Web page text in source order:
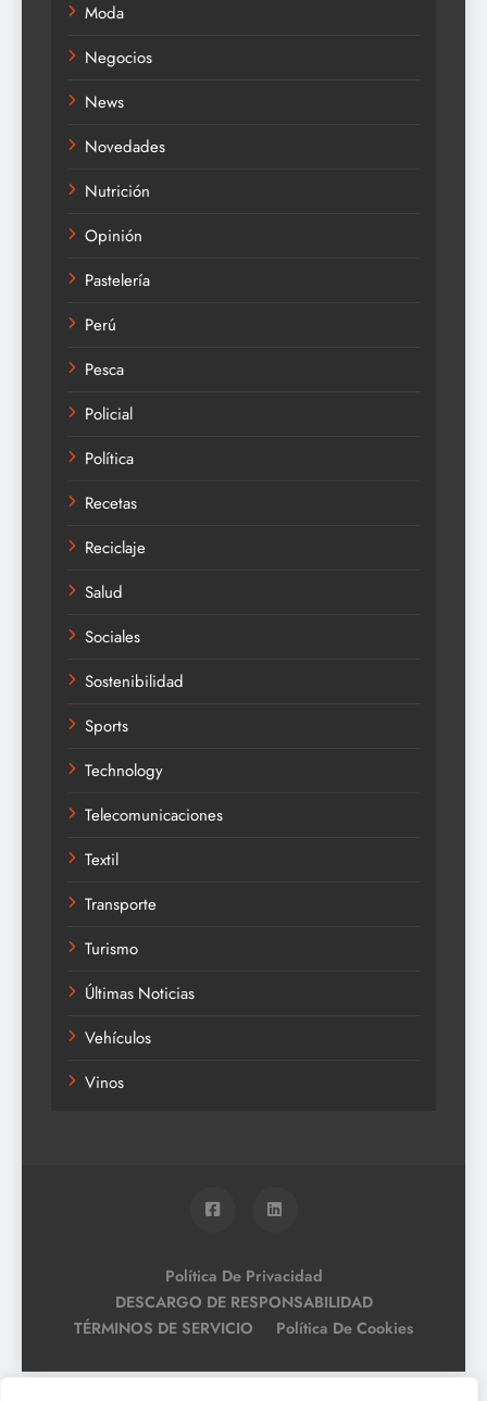
Moda
Negocios
News
Novedades
Nutrición
Opinión
Pastelería
Perú
Pesca
Policial
Política
Recetas
Reciclaje
Salud
Sociales
Sostenibilidad
Sports
Technology
Telecomunicaciones
Textil
Transporte
Turismo
Últimas Noticias
Vehículos
Vinos
Política De Privacidad
DESCARGO DE RESPONSABILIDAD
TÉRMINOS DE SERVICIO
Política De Cookies